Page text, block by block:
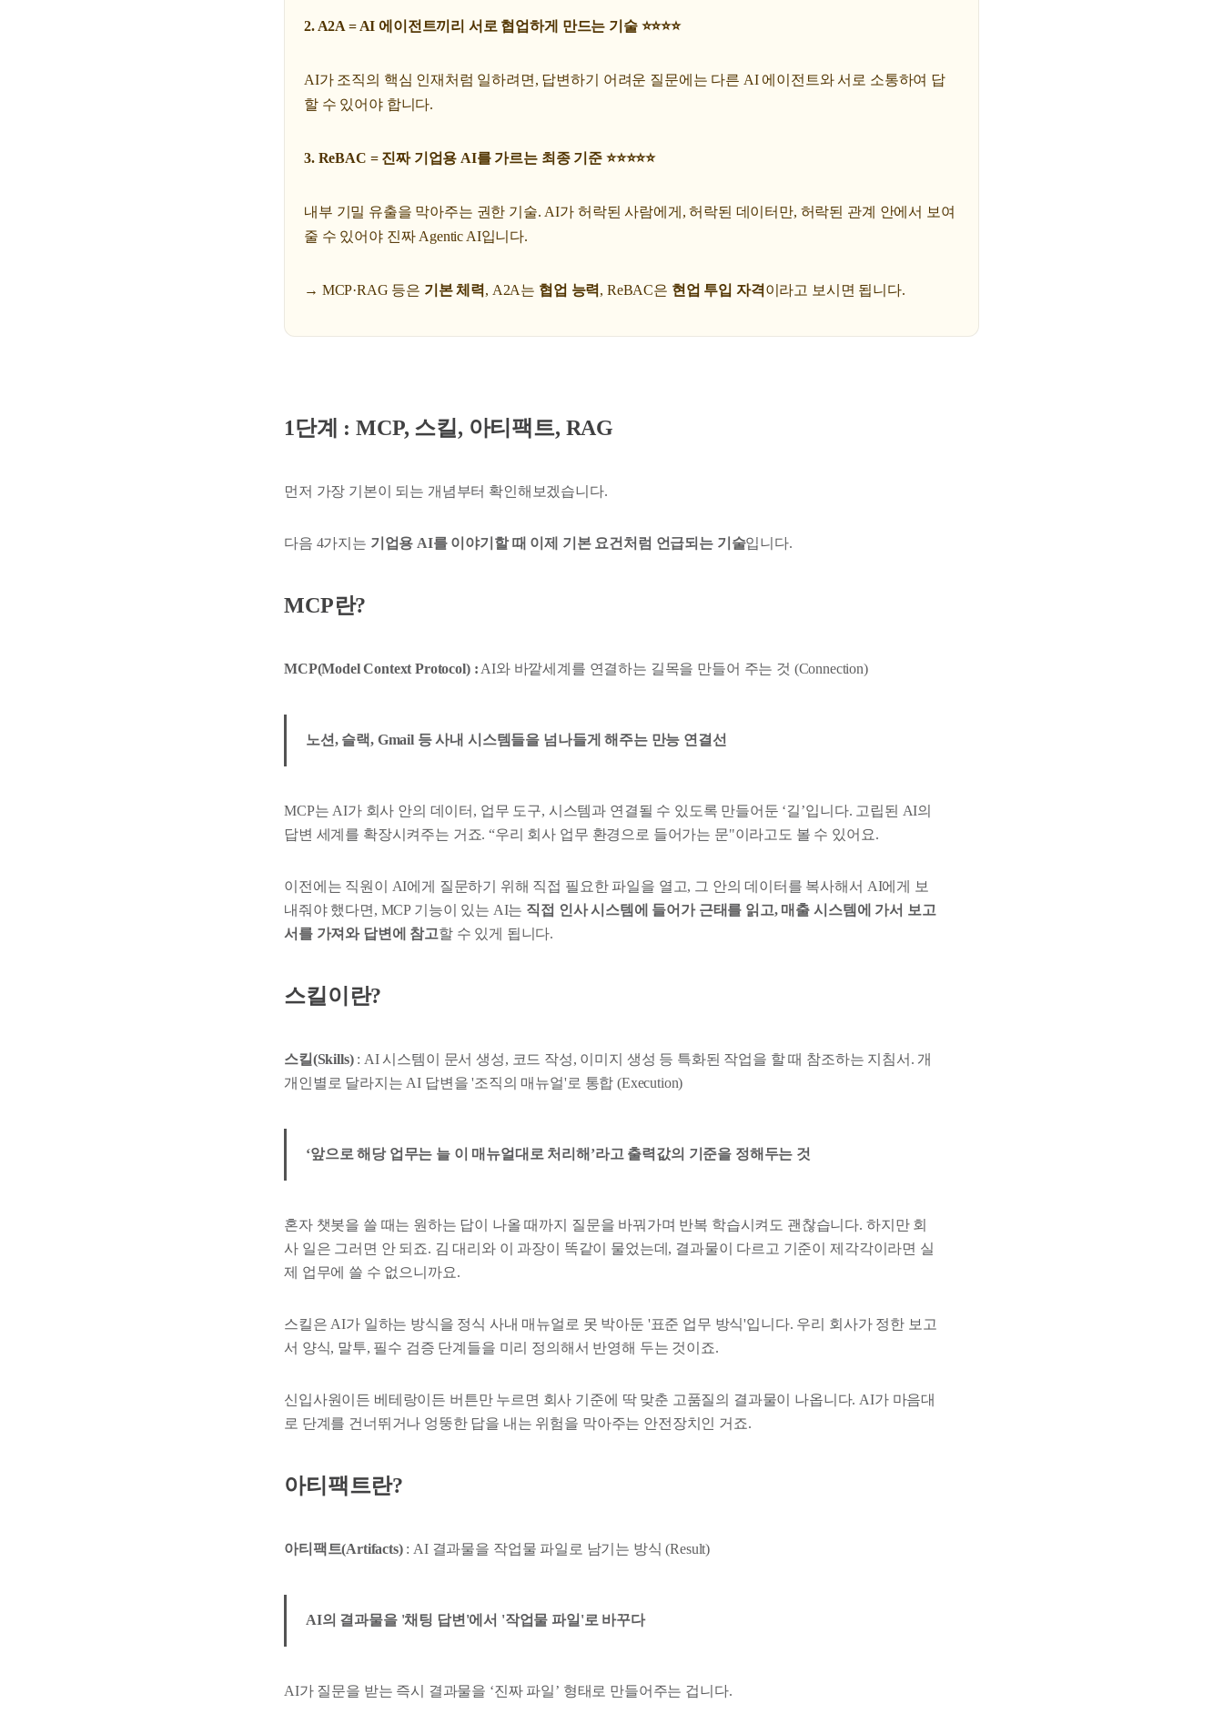
2. A2A = AI 에이전트끼리 서로 협업하게 만드는 기술 ⭐️⭐️⭐️⭐️
AI가 조직의 핵심 인재처럼 일하려면, 답변하기 어려운 질문에는 다른 AI 에이전트와 서로 소통하여 답
할 수 있어야 합니다.
3. ReBAC = 진짜 기업용 AI를 가르는 최종 기준 ⭐️⭐️⭐️⭐️⭐️
내부 기밀 유출을 막아주는 권한 기술. AI가 허락된 사람에게, 허락된 데이터만, 허락된 관계 안에서 보여
줄 수 있어야 진짜 Agentic AI입니다.
→ MCP·RAG 등은 기본 체력, A2A는 협업 능력, ReBAC은 현업 투입 자격이라고 보시면 됩니다.
1단계 : MCP, 스킬, 아티팩트, RAG
먼저 가장 기본이 되는 개념부터 확인해보겠습니다.
다음 4가지는 기업용 AI를 이야기할 때 이제 기본 요건처럼 언급되는 기술입니다.
MCP란?
MCP(Model Context Protocol) :AI와 바깥세계를 연결하는 길목을 만들어 주는 것 (Connection)
노션, 슬랙, Gmail 등 사내 시스템들을 넘나들게 해주는 만능 연결선
MCP는 AI가 회사 안의 데이터, 업무 도구, 시스템과 연결될 수 있도록 만들어둔 ‘길’입니다. 고립된 AI의
답변 세계를 확장시켜주는 거죠. “우리 회사 업무 환경으로 들어가는 문"이라고도 볼 수 있어요.
이전에는 직원이 AI에게 질문하기 위해 직접 필요한 파일을 열고, 그 안의 데이터를 복사해서 AI에게 보
내줘야 했다면, MCP 기능이 있는 AI는 직접 인사 시스템에 들어가 근태를 읽고, 매출 시스템에 가서 보고
서를 가져와 답변에 참고할 수 있게 됩니다.
스킬이란?
스킬(Skills): AI 시스템이 문서 생성, 코드 작성, 이미지 생성 등 특화된 작업을 할 때 참조하는 지침서. 개
개인별로 달라지는 AI 답변을 '조직의 매뉴얼'로 통합 (Execution)
‘앞으로 해당 업무는 늘 이 매뉴얼대로 처리해’라고 출력값의 기준을 정해두는 것
혼자 챗봇을 쓸 때는 원하는 답이 나올 때까지 질문을 바꿔가며 반복 학습시켜도 괜찮습니다. 하지만 회
사 일은 그러면 안 되죠. 김 대리와 이 과장이 똑같이 물었는데, 결과물이 다르고 기준이 제각각이라면 실
제 업무에 쓸 수 없으니까요.
스킬은 AI가 일하는 방식을 정식 사내 매뉴얼로 못 박아둔 '표준 업무 방식'입니다. 우리 회사가 정한 보고
서 양식, 말투, 필수 검증 단계들을 미리 정의해서 반영해 두는 것이죠.
신입사원이든 베테랑이든 버튼만 누르면 회사 기준에 딱 맞춘 고품질의 결과물이 나옵니다. AI가 마음대
로 단계를 건너뛰거나 엉뚱한 답을 내는 위험을 막아주는 안전장치인 거죠.
아티팩트란?
아티팩트(Artifacts): AI 결과물을 작업물 파일로 남기는 방식 (Result)
AI의 결과물을 '채팅 답변'에서 '작업물 파일'로 바꾸다
AI가 질문을 받는 즉시 결과물을 ‘진짜 파일’ 형태로 만들어주는 겁니다.